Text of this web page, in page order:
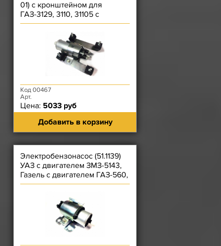
01) с кронштейном для
ГАЗ-3129, 3110, 31105 с
двигателем ЗМЗ 4062
Код 00467
Арт.
Цена: 5033 руб
Добавить в корзину
Электробензонасос (51.1139)
УАЗ с двигателем ЗМЗ-5143,
Газель с двигателем ГАЗ-560,
562